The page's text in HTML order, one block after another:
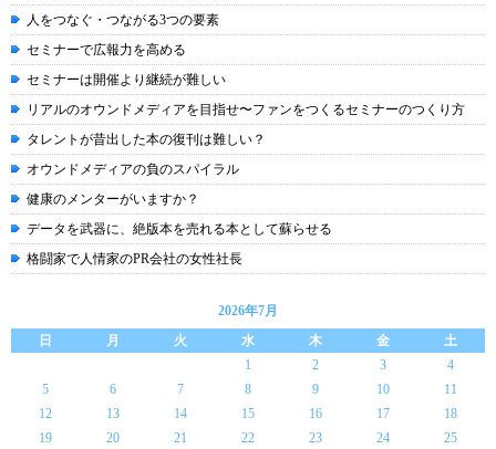
人をつなぐ・つながる3つの要素
セミナーで広報力を高める
セミナーは開催より継続が難しい
リアルのオウンドメディアを目指せ〜ファンをつくるセミナーのつくり方
タレントが昔出した本の復刊は難しい？
オウンドメディアの負のスパイラル
健康のメンターがいますか？
データを武器に、絶版本を売れる本として蘇らせる
格闘家で人情家のPR会社の女性社長
2026年7月
日
月 火 水 木 金
土
1
2 3
4
5
6 7 8 9 10
11
12
13 14 15 16 17
18
19
20 21 22 23 24
25